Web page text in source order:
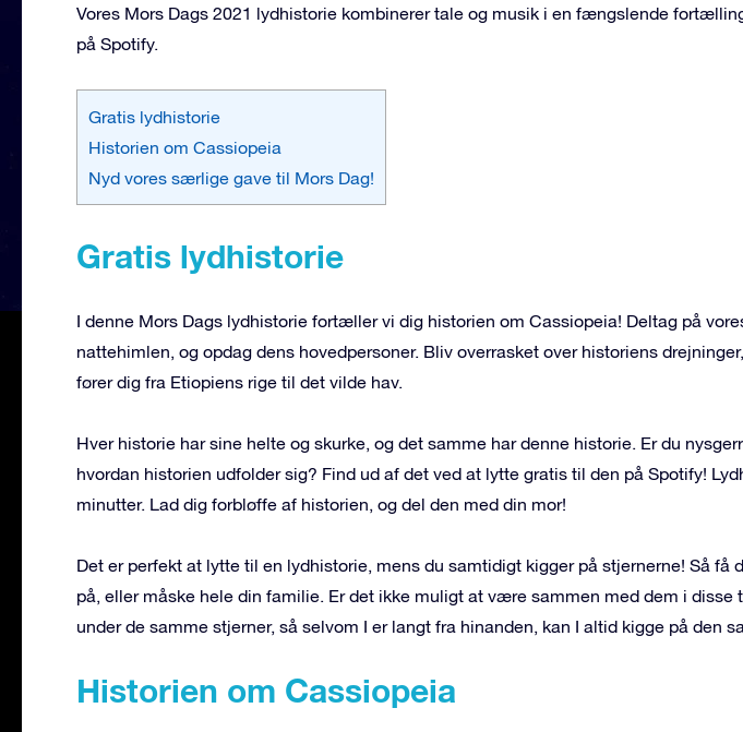
Vores Mors Dags 2021 lydhistorie kombinerer tale og musik i en fængslende
på Spotify.
Gratis lydhistorie
Historien om Cassiopeia
Nyd vores særlige gave til Mors Dag!
Gratis lydhistorie
I denne Mors Dags lydhistorie fortæller vi dig historien om Cassiopeia! Deltag på
nattehimlen, og opdag dens hovedpersoner. Bliv overrasket over historiens
fører dig fra Etiopiens rige til det vilde hav.
Hver historie har sine helte og skurke, og det samme har denne historie. Er du
hvordan historien udfolder sig? Find ud af det ved at lytte gratis til den på Spotify!
minutter. Lad dig forbløffe af historien, og del den med din mor!
Det er perfekt at lytte til en lydhistorie, mens du samtidigt kigger på stjernerne! Så få
på, eller måske hele din familie. Er det ikke muligt at være sammen med dem i disse
under de samme stjerner, så selvom I er langt fra hinanden, kan I altid kigge på den
Historien om Cassiopeia